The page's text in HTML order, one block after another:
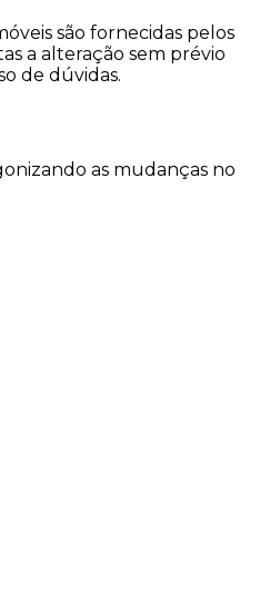
são fornecidas pelos
a alteração sem prévio
de dúvidas.
as mudanças no